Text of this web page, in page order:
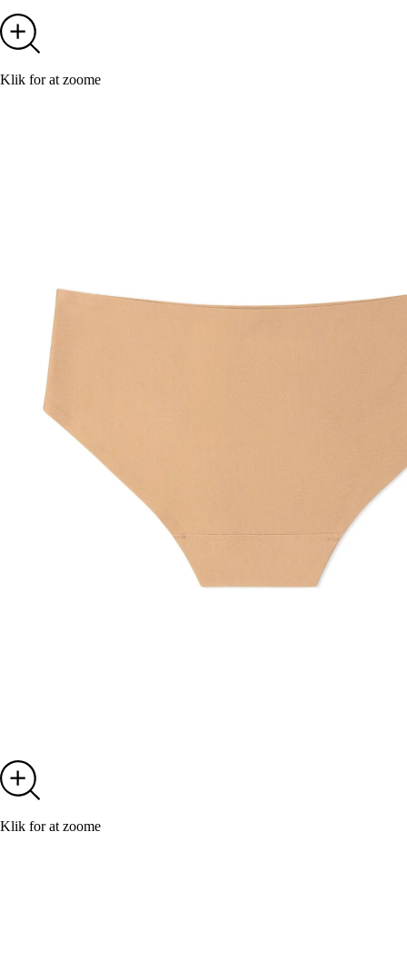
Klik for at zoome
Klik for at zoome